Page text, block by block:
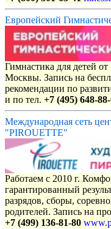
Европейский
Гимнастика для детей
Москвы. Запись на
рекомендации по
и по тел. +7 (495) 648-
Международная сеть
"PIROUETTE"
Работаем с 2010 г.
гарантированный
разрядов, сборы,
родителей. Запись на
+7 (499) 136-81-80